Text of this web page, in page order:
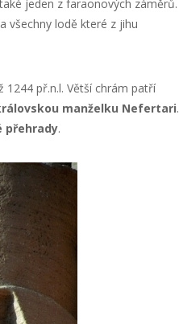
jeden z faraonových záměrů.
všechny lodě které z jihu
1244 př.n.l. Větší chrám patří
manželku Nefertari.
přehrady.